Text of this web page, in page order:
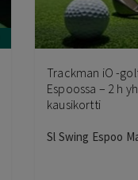
Trackman iO -
Espoossa – 2 h
kausikortti
Sl Swing Espoo